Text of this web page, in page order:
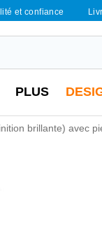
et confiance
PLUS
brillante) avec